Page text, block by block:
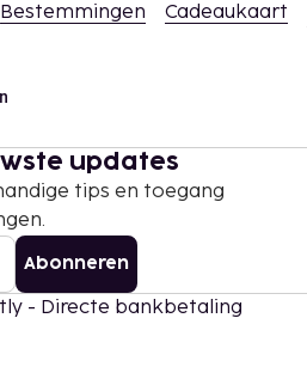
Bestemmingen Cadeaukaart
updates
tips en toegang
Abonneren